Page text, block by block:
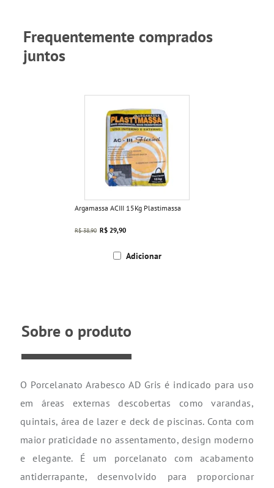
Frequentemente comprados
juntos
Argamassa ACIII 15Kg Plastimassa
R$ 38,90 R$ 29,90
Adicionar
Sobre o produto
O Porcelanato Arabesco AD Gris é indicado para uso
em áreas externas descobertas como varandas,
quintais, área de lazer e deck de piscinas. Conta com
maior praticidade no assentamento, design moderno
e elegante. É um porcelanato com acabamento
antiderrapante, desenvolvido para proporcionar